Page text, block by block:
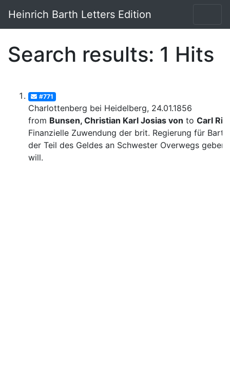
Heinrich Barth Letters Edition
Search results: 1 Hits
#771
Charlottenberg bei Heidelberg, 24.01.1856
from Bunsen, Christian Karl Josias von to Carl
Finanzielle Zuwendung der brit. Regierung für Barth,
der Teil des Geldes an Schwester Overwegs geben
will.